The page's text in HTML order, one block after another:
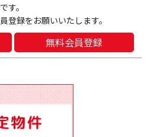
です。
登録をお願いいたします。
無料会員登録